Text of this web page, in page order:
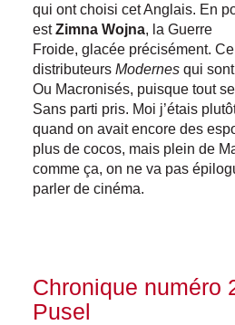
qui ont choisi cet Anglais. En
estZimna Wojna, la Guerre
Froide, glacée précisément.
distributeurs Modernes qui
Ou Macronisés, puisque tout
Sans parti pris. Moi j’étais
quand on avait encore des
plus de cocos, mais plein de
comme ça, on ne va pas
parler de cinéma.
Chronique numéro
Pusel